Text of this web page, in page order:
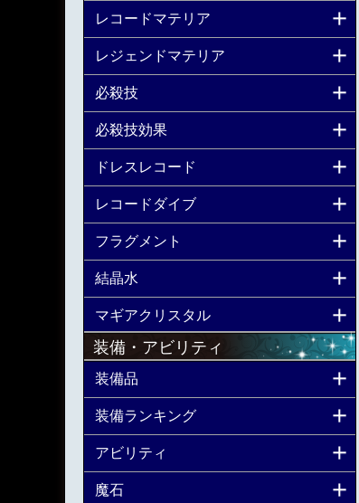
レコードマテリア
レジェンドマテリア
必殺技
必殺技効果
ドレスレコード
レコードダイブ
フラグメント
結晶水
マギアクリスタル
装備・アビリティ
装備品
装備ランキング
アビリティ
魔石